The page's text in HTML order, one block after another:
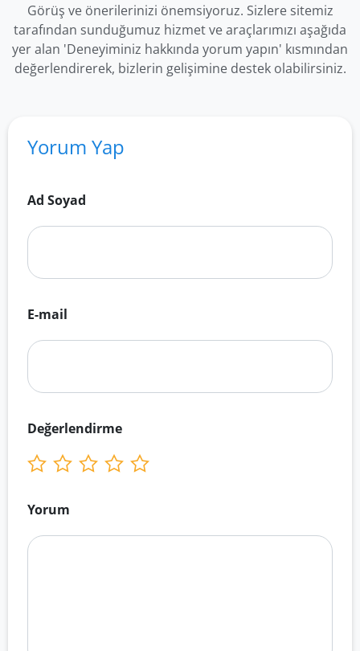
Görüş ve önerilerinizi önemsiyoruz. Sizlere sitemiz
tarafından sunduğumuz hizmet ve araçlarımızı aşağıda
yer alan 'Deneyiminiz hakkında yorum yapın' kısmından
değerlendirerek, bizlerin gelişimine destek olabilirsiniz.
Yorum Yap
Ad Soyad
E-mail
Değerlendirme
Yorum